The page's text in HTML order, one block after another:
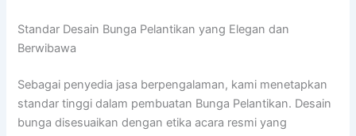
Standar Desain Bunga Pelantikan yang Elegan dan
Berwibawa
Sebagai penyedia jasa berpengalaman, kami menetapkan
standar tinggi dalam pembuatan Bunga Pelantikan. Desain
bunga disesuaikan dengan etika acara resmi yang